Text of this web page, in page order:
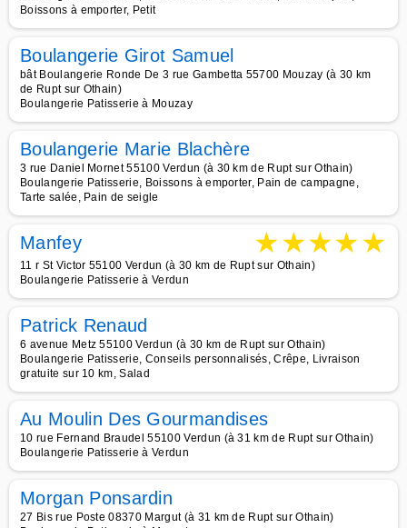
Boissons à emporter, Petit
Boulangerie Girot Samuel
bât Boulangerie Ronde De 3 rue Gambetta 55700 Mouzay (à 30 km
de Rupt sur Othain)
Boulangerie Patisserie à Mouzay
Boulangerie Marie Blachère
3 rue Daniel Mornet 55100 Verdun (à 30 km de Rupt sur Othain)
Boulangerie Patisserie, Boissons à emporter, Pain de campagne,
Tarte salée, Pain de seigle
Manfey ★★★★★
11 r St Victor 55100 Verdun (à 30 km de Rupt sur Othain)
Boulangerie Patisserie à Verdun
Patrick Renaud
6 avenue Metz 55100 Verdun (à 30 km de Rupt sur Othain)
Boulangerie Patisserie, Conseils personnalisés, Crêpe, Livraison
gratuite sur 10 km, Salad
Au Moulin Des Gourmandises
10 rue Fernand Braudel 55100 Verdun (à 31 km de Rupt sur Othain)
Boulangerie Patisserie à Verdun
Morgan Ponsardin
27 Bis rue Poste 08370 Margut (à 31 km de Rupt sur Othain)